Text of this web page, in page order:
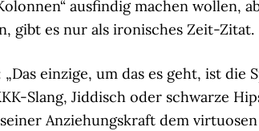
ausfindig machen wollen,
gibt es nur als ironisches Zeit-Zitat.
einzige, um das es geht, ist die
Slang, Jiddisch oder schwarze
Anziehungskraft dem